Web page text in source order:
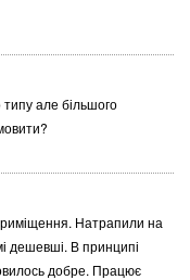
типу але більшого
Натрапили на
дешевші. В принципі
добре. Працює